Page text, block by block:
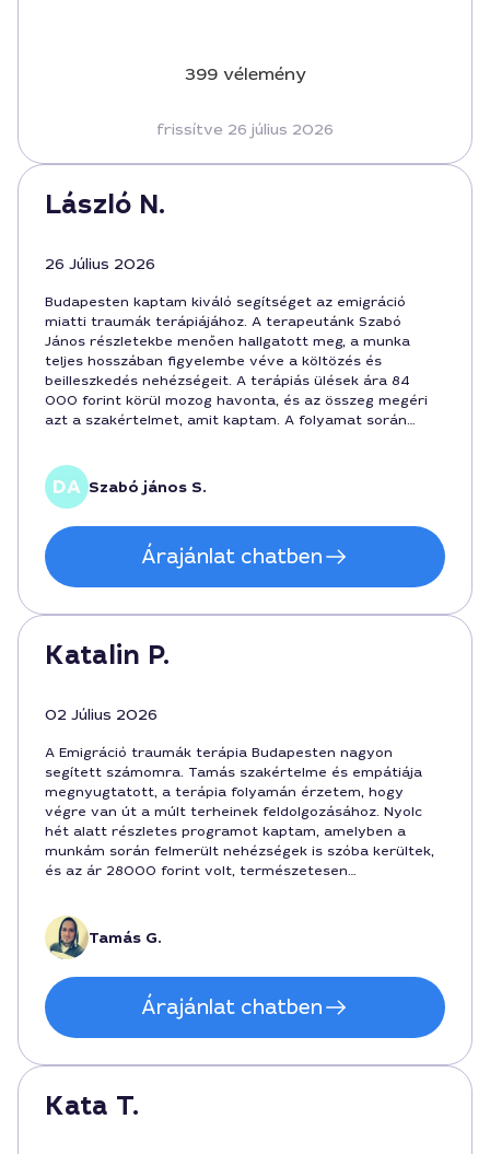
399 vélemény
frissítve 26 július 2026
László N.
26 Július 2026
Budapesten kaptam kiváló segítséget az emigráció
miatti traumák terápiájához. A terapeutánk Szabó
János részletekbe menően hallgatott meg, a munka
teljes hosszában figyelembe véve a költözés és
beilleszkedés nehézségeit. A terápiás ülések ára 84
000 forint körül mozog havonta, és az összeg megéri
azt a szakértelmet, amit kaptam. A folyamat során
új lehetőségeivel. Ajánlom mindenkinek, aki hosszú távú,
személyre szabott támogatást keres Budapesten.
Szabó jános S.
Árajánlat chatben
Katalin P.
02 Július 2026
A Emigráció traumák terápia Budapesten nagyon
segített számomra. Tamás szakértelme és empátiája
megnyugtatott, a terápia folyamán érzetem, hogy
végre van út a múlt terheinek feldolgozásához. Nyolc
hét alatt részletes programot kaptam, amelyben a
munkám során felmerült nehézségek is szóba kerültek,
és az ár 28000 forint volt, természetesen
megértő hangulat miatt Budapest városában végzett
munka teljesen megérte.
Tamás G.
Árajánlat chatben
Kata T.